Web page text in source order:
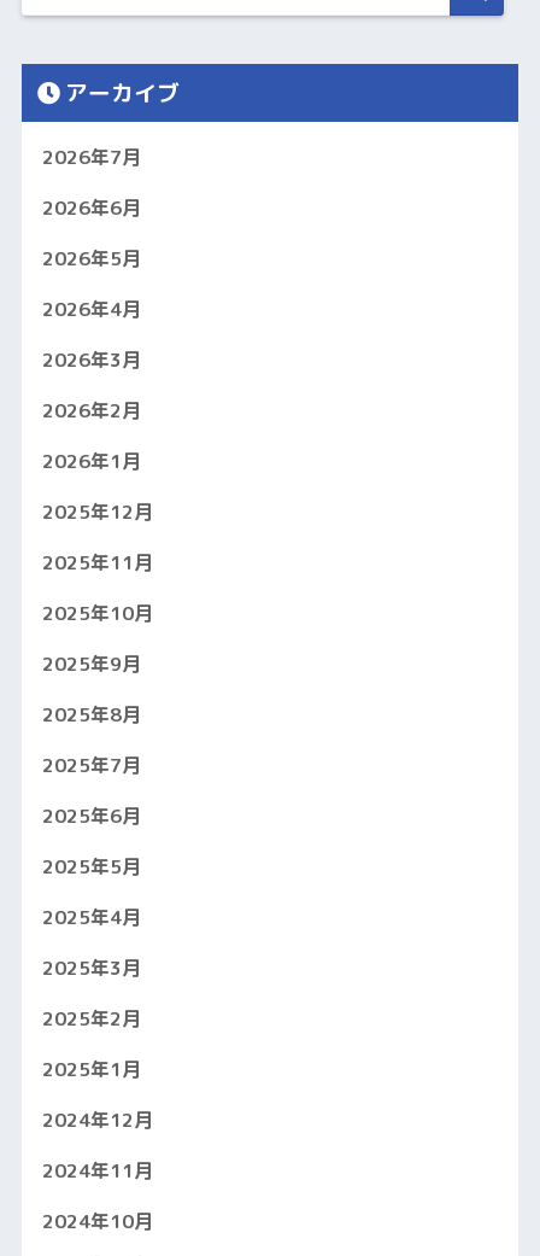
アーカイブ
2026年7月
2026年6月
2026年5月
2026年4月
2026年3月
2026年2月
2026年1月
2025年12月
2025年11月
2025年10月
2025年9月
2025年8月
2025年7月
2025年6月
2025年5月
2025年4月
2025年3月
2025年2月
2025年1月
2024年12月
2024年11月
2024年10月